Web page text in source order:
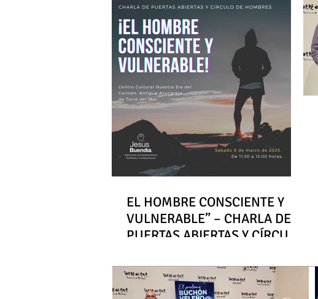
EL HOMBRE CONSCIENTE Y
VULNERABLE” – CHARLA DE
PUERTAS ABIERTAS Y CÍRCULO